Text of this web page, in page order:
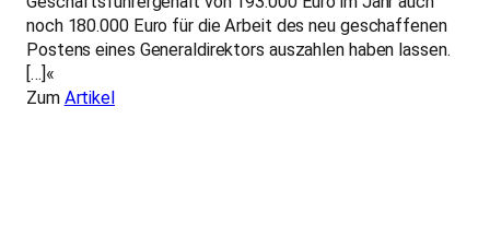
noch 180.000 Euro für die Arbeit des neu geschaffenen
Postens eines Generaldirektors auszahlen haben lassen.
[…]«
Zum Artikel